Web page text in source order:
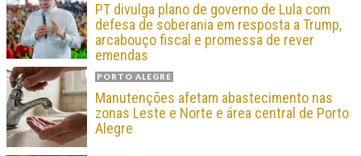
PT divulga plano de governo de Lula com
defesa de soberania em resposta a Trump,
arcabouço fiscal e promessa de rever
emendas
PORTO ALEGRE
Manutenções afetam abastecimento nas
zonas Leste e Norte e área central de Porto
Alegre